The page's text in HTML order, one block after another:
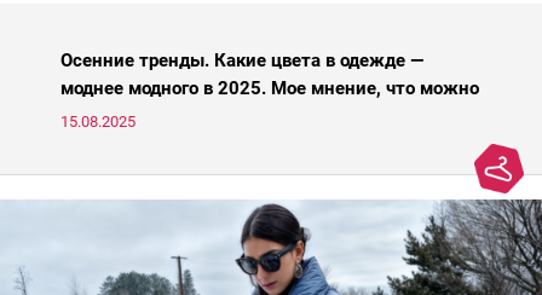
Осенние тренды. Какие цвета в одежде —
моднее модного в 2025. Мое мнение, что можно
носить, а что нет
15.08.2025